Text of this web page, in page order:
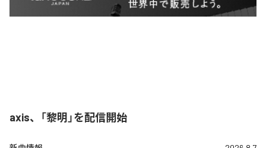
axis、「黎明」を配信開始